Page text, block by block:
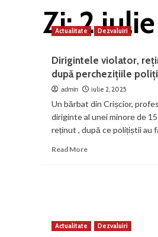
Zi:2
Actualitate Dezvaluiri
Dirigintele violator,
după perchezițiile
admin iulie 2, 2025
Un bărbat din Crișcior,
diriginte al unei minore de
reținut , după ce polițiștii au
Read MoreRead
perchezițiile
Actualitate Dezvaluiri